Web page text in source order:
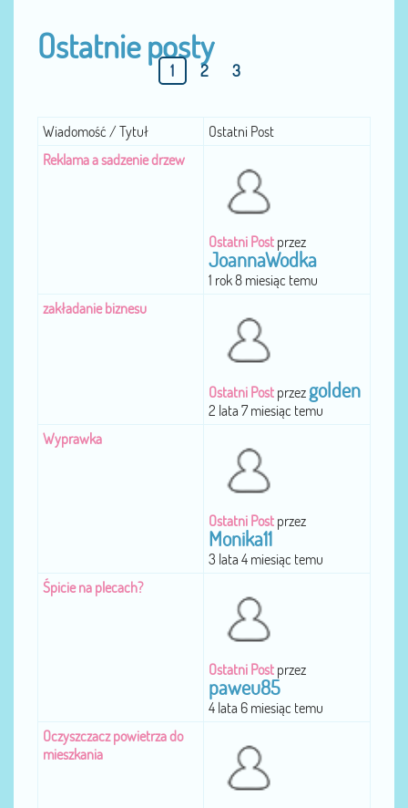
Ostatnie posty
1 2 3
Wiadomość / Tytuł
Ostatni Post
Reklama a sadzenie drzew
Ostatni Post przez
JoannaWodka
1 rok 8 miesiąc temu
zakładanie biznesu
Ostatni Post przez golden
2 lata 7 miesiąc temu
Wyprawka
Ostatni Post przez
Monika11
3 lata 4 miesiąc temu
Śpicie na plecach?
Ostatni Post przez
paweu85
4 lata 6 miesiąc temu
Oczyszczacz powietrza do
mieszkania